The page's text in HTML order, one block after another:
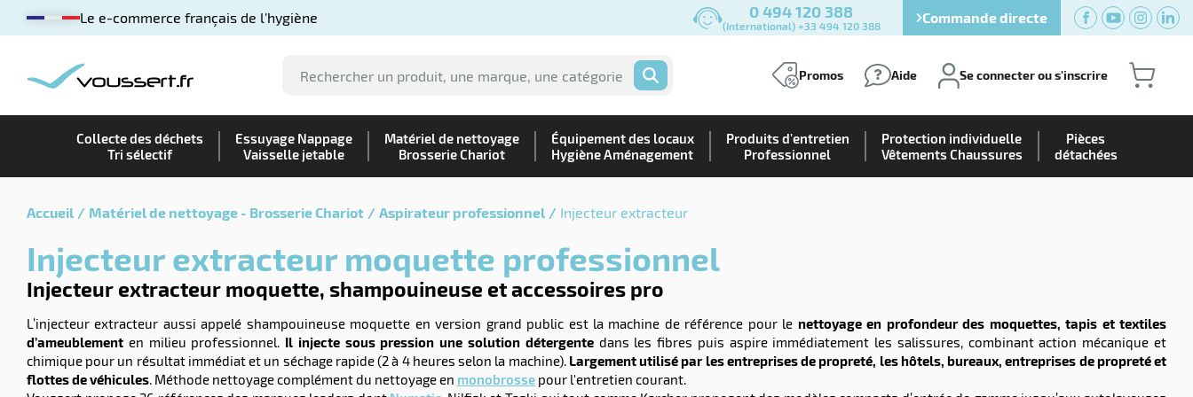
Le e-commerce français de l'hygiène 0 494 120 388
(International) +33 494 120 388 Commande directe
OK Promos Aide Se connecter ou s'inscrire
Collecte des déchets
Tri sélectif
Essuyage Nappage
Vaisselle jetable
Matériel de nettoyage
Brosserie Chariot
Équipement des locaux
Hygiène Aménagement
Produits d'entretien
Professionnel
Protection individuelle
Vêtements Chaussures
Pièces
détachées
Accueil Matériel de nettoyage - Brosserie Chariot Aspirateur professionnel Injecteur extracteur
Injecteur extracteur moquette professionnel
Injecteur extracteur moquette, shampouineuse et accessoires pro
L’injecteur extracteur aussi appelé shampouineuse moquette en version grand public est la machine de référence pour le nettoyage en profondeur des moquettes, tapis et textiles
d’ameublement en milieu professionnel. Il injecte sous pression une solution détergentedans les fibres puis aspire immédiatement les salissures, combinant action mécanique et
chimique pour un résultat immédiat et un séchage rapide (2 à 4 heures selon la machine). Largement utilisé par les entreprises de propreté, les hôtels, bureaux, entreprises de propreté et
flottes de véhicules. Méthode nettoyage complément du nettoyage en monobrosse pour l'entretien courant.